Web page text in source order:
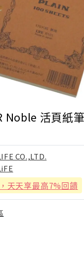
Noble 活頁紙
CO.,LTD.
，天天享最高7%回饋